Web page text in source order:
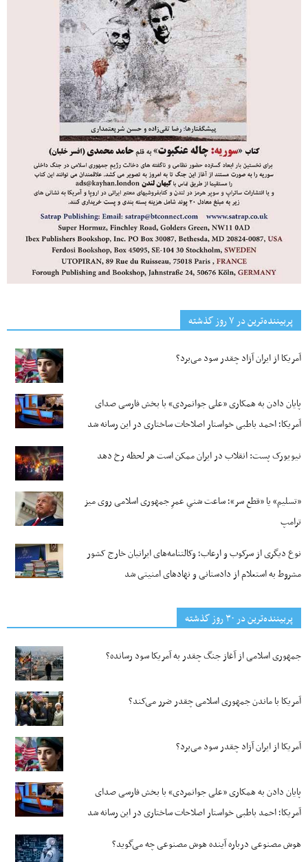
پربیننده‌ترین‌ در ۷ روز گذشته
آمریکا از ایران آزاد چقدر سود می‌برد؟
پایان دادن به همکاری «علی جوانمردی» با بخش فارسی صدای
آمریکا؛ احمد باطبی خواستار اصلاحات ساختاری در این رسانه شد
نیویورک پست: انقلاب در ایران ممکن است هر لحظه رخ دهد
«تسلیم» یا «قطع سر»؛ ساعت شنیِ عمرِ جمهوری اسلامی روی میز
ترامپ
نوع دیگری از سرکوب و ارعاب؛ وکالتنامه‌های ایرانیان خارج کشور
مشروط به استعلام از دادستانی و نهادهای امنیتی شد
پربیننده‌ترین‌ در ۳۰ روز گذشته
جمهوری اسلامی از آغاز جنگ چقدر به آمریکا سود رسانده؟
آمریکا با ماندن جمهوری اسلامی چقدر ضرر می‌کند؟
آمریکا از ایران آزاد چقدر سود می‌برد؟
پایان دادن به همکاری «علی جوانمردی» با بخش فارسی صدای
آمریکا؛ احمد باطبی خواستار اصلاحات ساختاری در این رسانه شد
هوش مصنوعی درباره آینده هوش مصنوعی چه می‌گوید؟